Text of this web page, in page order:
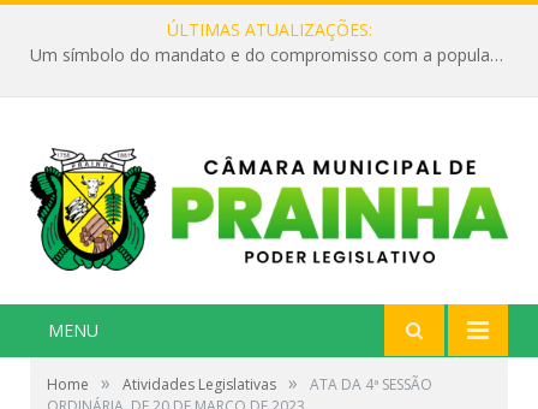
ÚLTIMAS ATUALIZAÇÕES:
Um símbolo do mandato e do compromisso com a população
MENU
Home » Atividades Legislativas »
ATA DA 4ª SESSÃO